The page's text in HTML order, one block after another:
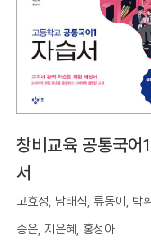
창비교육 공통국어
서
고효정, 남태식, 류동이, 박
종은, 지은혜, 홍성아